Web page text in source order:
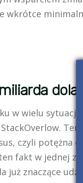
wkrótce
w wielu
Ten
czyli potężna
fakt w jednej ze
znaczące